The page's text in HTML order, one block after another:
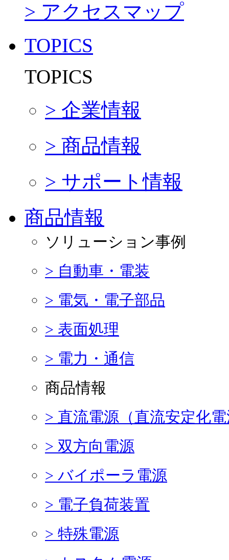
> アクセスマップ
TOPICS
TOPICS
> 企業情報
> 商品情報
> サポート情報
商品情報
ソリューション事例
> 自動車・電装
> 電気・電子部品
> 表面処理
> 電力・通信
商品情報
> 直流電源（直流安定化
> 双方向電源
> バイポーラ電源
> 電子負荷装置
> 特殊電源